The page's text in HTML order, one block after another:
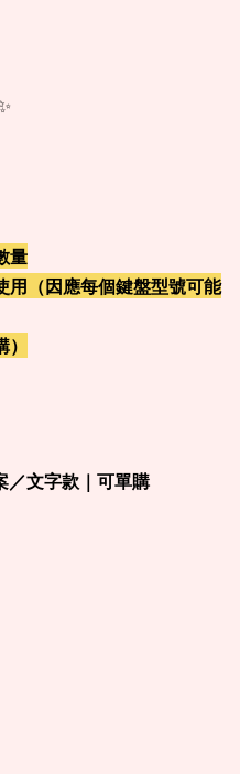
量
用（因應每個鍵盤型號可能
／文字款｜可單購